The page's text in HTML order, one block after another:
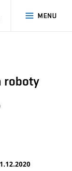
MENU
roboty